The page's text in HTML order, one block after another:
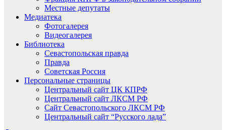
Местные депутаты
Медиатека
Фотогалерея
Видеогалерея
Библиотека
Севастопольская правда
Правда
Советская Россия
Персональные страницы
Центральный сайт ЦК КПРФ
Центральный сайт ЛКСМ РФ
Сайт Севастопольского ЛКСМ РФ
Центральный сайт “Русского лада”